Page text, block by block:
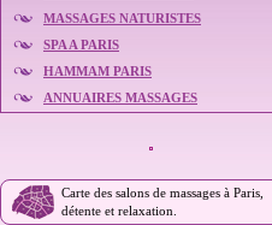
MASSAGES NATURISTES
SPA A PARIS
HAMMAM PARIS
ANNUAIRES MASSAGES
Carte des salons de massages à Paris,
détente et relaxation.